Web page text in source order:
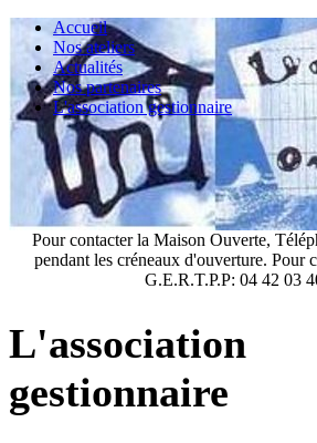
Accueil
Nos ateliers
Actualités
Nos partenaires
L'association gestionnaire
Pour contacter la Maison Ouverte,
pendant les créneaux d'ouverture. Pour
G.E.R.T.P.P: 04 42 03
L'association
gestionnaire